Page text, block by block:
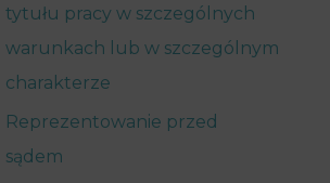
tytułu pracy w szczególnych
warunkach lub w szczególnym
charakterze
Reprezentowanie przed
sądem